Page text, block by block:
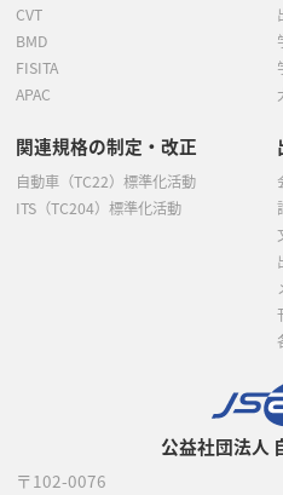
公益社団法人
〒102-0076
CVT
BMD
FISITA
APAC
関連規格の制定・改正
自動車（TC22）標準化活動
ITS（TC204）標準化活動